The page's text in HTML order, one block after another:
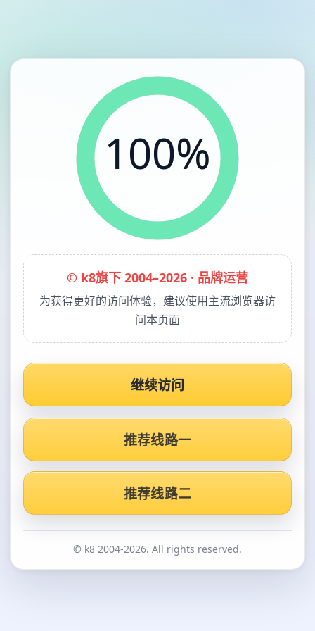
100%
© k8旗下 2004–2026 · 品牌运营
为获得更好的访问体验，建议使用主流浏览器访
问本页面
继续访问
推荐线路一
推荐线路二
© k8 2004-2026. All rights reserved.